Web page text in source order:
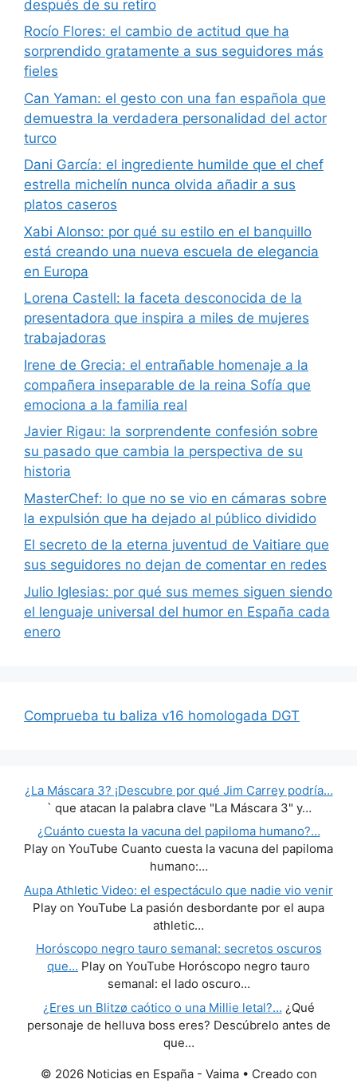
después de su retiro
Rocío Flores: el cambio de actitud que ha
sorprendido gratamente a sus seguidores más
fieles
Can Yaman: el gesto con una fan española que
demuestra la verdadera personalidad del actor
turco
Dani García: el ingrediente humilde que el chef
estrella michelín nunca olvida añadir a sus
platos caseros
Xabi Alonso: por qué su estilo en el banquillo
está creando una nueva escuela de elegancia
en Europa
Lorena Castell: la faceta desconocida de la
presentadora que inspira a miles de mujeres
trabajadoras
Irene de Grecia: el entrañable homenaje a la
compañera inseparable de la reina Sofía que
emociona a la familia real
Javier Rigau: la sorprendente confesión sobre
su pasado que cambia la perspectiva de su
historia
MasterChef: lo que no se vio en cámaras sobre
la expulsión que ha dejado al público dividido
El secreto de la eterna juventud de Vaitiare que
sus seguidores no dejan de comentar en redes
Julio Iglesias: por qué sus memes siguen siendo
el lenguaje universal del humor en España cada
enero
Comprueba tu baliza v16 homologada DGT
¿La Máscara 3? ¡Descubre por qué Jim Carrey podría…
` que atacan la palabra clave "La Máscara 3" y…
¿Cuánto cuesta la vacuna del papiloma humano?…
Play on YouTube Cuanto cuesta la vacuna del papiloma
humano:…
Aupa Athletic Video: el espectáculo que nadie vio venir
Play on YouTube La pasión desbordante por el aupa
athletic…
Horóscopo negro tauro semanal: secretos oscuros
que… Play on YouTube Horóscopo negro tauro
semanal: el lado oscuro…
¿Eres un Blitzø caótico o una Millie letal?… ¿Qué
personaje de helluva boss eres? Descúbrelo antes de
que…
© 2026 Noticias en España - Vaima• Creado con